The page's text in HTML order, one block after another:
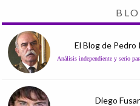
El Blog de Pedro
Análisis independiente y serio
Diego